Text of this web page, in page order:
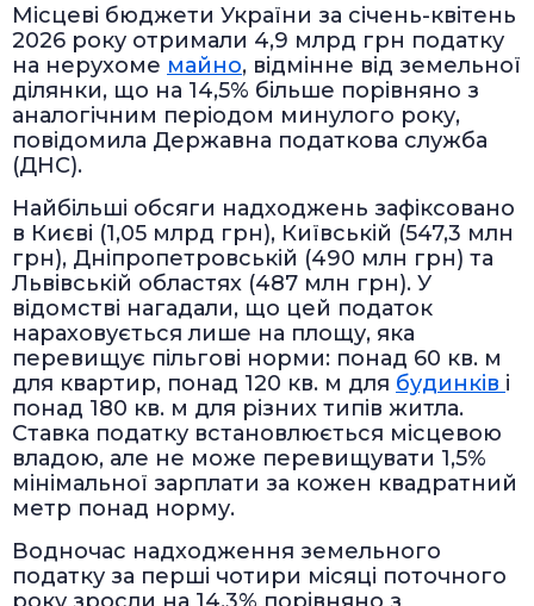
Місцеві бюджети України за січень-квітень
2026 року отримали 4,9 млрд грн податку
на нерухоме майно, відмінне від земельної
ділянки, що на 14,5% більше порівняно з
аналогічним періодом минулого року,
повідомила Державна податкова служба
(ДНС).
Найбільші обсяги надходжень зафіксовано
в Києві (1,05 млрд грн), Київській (547,3 млн
грн), Дніпропетровській (490 млн грн) та
Львівській областях (487 млн грн). У
відомстві нагадали, що цей податок
нараховується лише на площу, яка
перевищує пільгові норми: понад 60 кв. м
для квартир, понад 120 кв. м для будинків і
понад 180 кв. м для різних типів житла.
Ставка податку встановлюється місцевою
владою, але не може перевищувати 1,5%
мінімальної зарплати за кожен квадратний
метр понад норму.
Водночас надходження земельного
податку за перші чотири місяці поточного